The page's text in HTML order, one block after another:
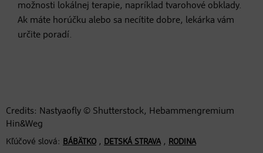
možnosti lokálnej terapie, napríklad tvarohové obklady.
Ak máte horúčku alebo sa necítite dobre, lekárka vám
určite poradí.
Credits: Nastyaofly © Shutterstock, Hebammengremium
Hin&Weg
Kľúčové slová: BÁBÄTKO , DETSKÁ STRAVA, RODINA